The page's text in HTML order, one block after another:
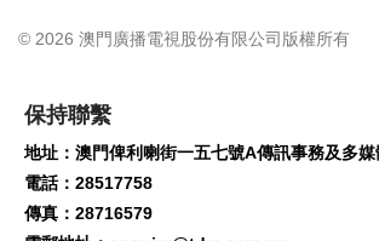
© 2026 澳門廣播電視股份有限公司版權所有
保持聯繫
地址：澳門俾利喇街一五七號A傳訊事務及多媒
電話：28517758
傳真：28716579